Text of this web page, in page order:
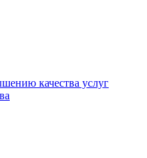
качества услуг